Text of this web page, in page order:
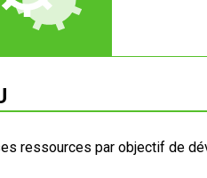
ressources par objectif de